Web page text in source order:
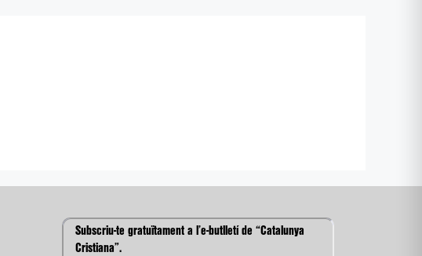
Subscriu-te gratuïtament a l’e-butlletí de “Catalunya
Cristiana”.